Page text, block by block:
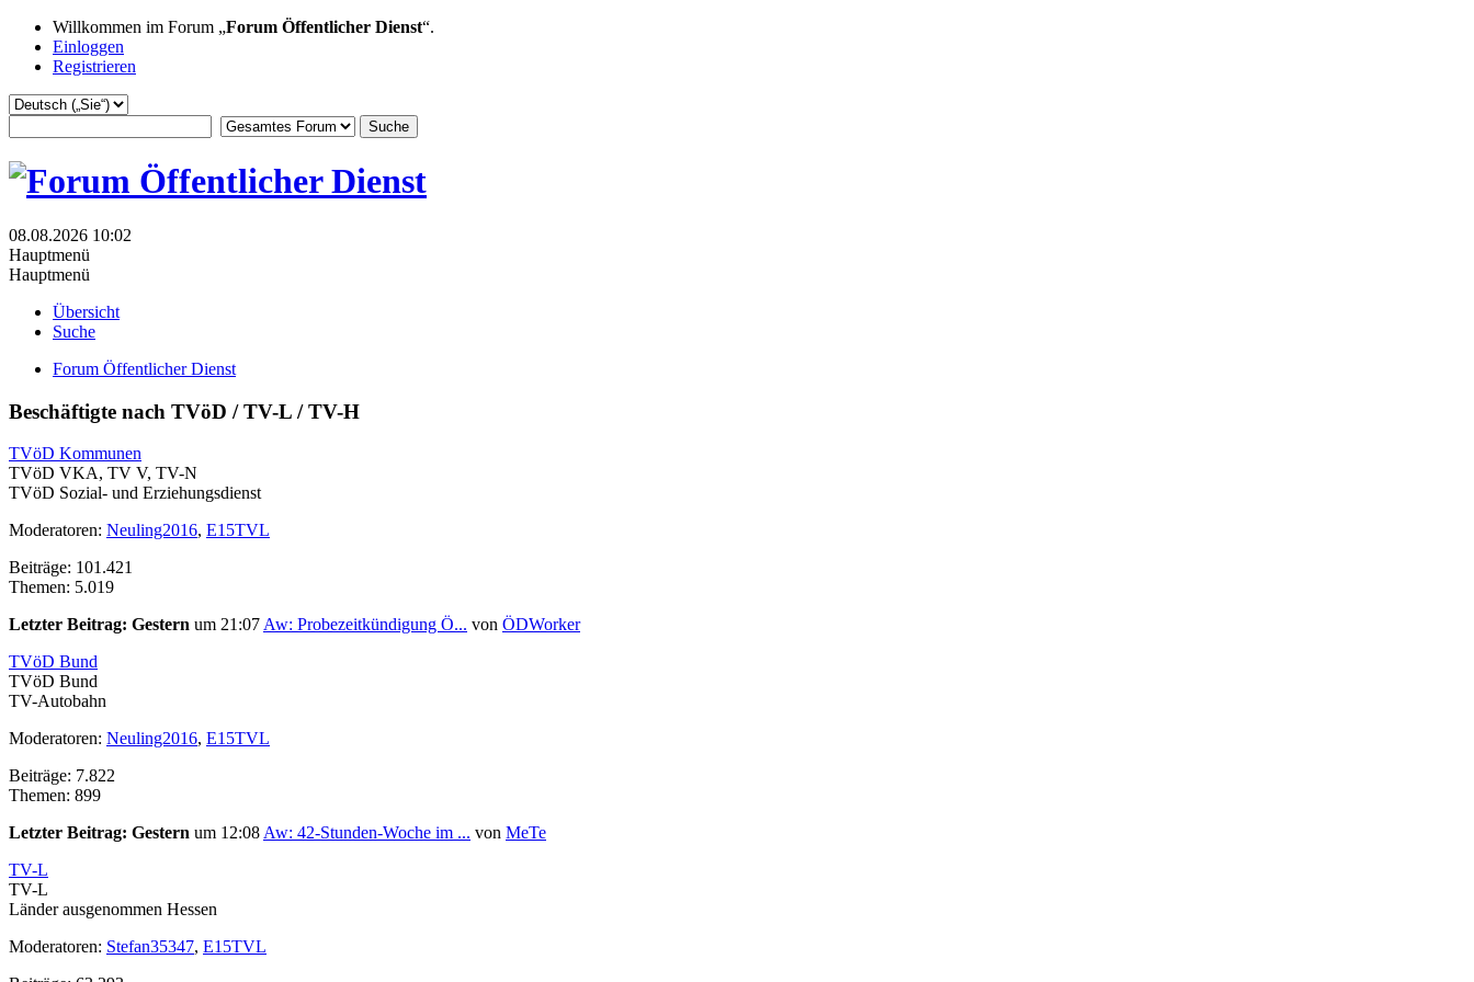
Willkommen im Forum „Forum Öffentlicher Dienst“.
Einloggen
Registrieren
08.08.2026 10:02
Hauptmenü
Hauptmenü
Übersicht
Suche
Forum Öffentlicher Dienst
Beschäftigte nach TVöD / TV-L / TV-H
TVöD Kommunen
TVöD VKA, TV V, TV-N
TVöD Sozial- und Erziehungsdienst
Moderatoren: Neuling2016, E15TVL
Beiträge: 101.421
Themen: 5.019
Letzter Beitrag: Gestern um 21:07 Aw: Probezeitkündigung Ö... von ÖDWorker
TVöD Bund
TVöD Bund
TV-Autobahn
Moderatoren: Neuling2016, E15TVL
Beiträge: 7.822
Themen: 899
Letzter Beitrag: Gestern um 12:08 Aw: 42-Stunden-Woche im ... von MeTe
TV-L
TV-L
Länder ausgenommen Hessen
Moderatoren: Stefan35347, E15TVL